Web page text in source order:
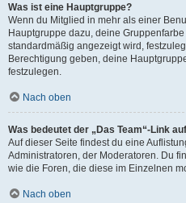
Was ist eine Hauptgruppe?
Wenn du Mitglied in mehr als einer
Hauptgruppe dazu, deine
standardmäßig angezeigt wird,
Berechtigung geben, deine
festzulegen.
Nach oben
Was bedeutet der „Das Team“-Link
Auf dieser Seite findest du eine
Administratoren, der Moderatoren. Du
wie die Foren, die diese im Einzelnen
Nach oben